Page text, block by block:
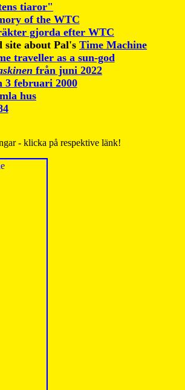
tiaror"
of the WTC
gjorda efter WTC
site about Pal's Time Machine
traveller as a sun-god
från juni 2022
februari 2000
hus
- klicka på respektive länk!